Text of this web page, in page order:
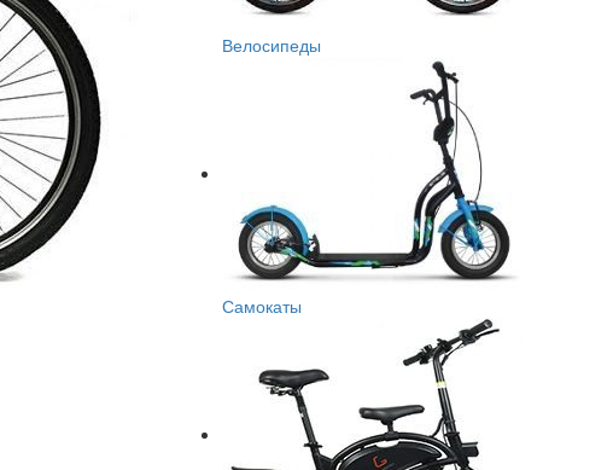
Велосипеды
Самокаты